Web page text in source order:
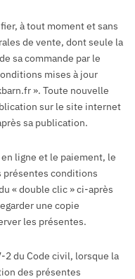
à tout moment et sans
de vente, dont seule la
sa commande par le
mises à jour
». Toute nouvelle
sur le site internet
sa publication.
ligne et le paiement, le
présentes conditions
« double clic » ci-après
une copie
les présentes.
2 du Code civil, lorsque la
des présentes